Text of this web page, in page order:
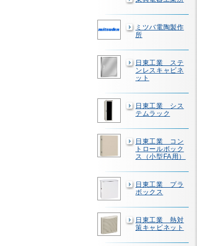
ミツバ電陶製作
所
日東工業 ステ
ンレスキャビネ
ット
日東工業 シス
テムラック
日東工業 コン
トロールボック
ス（小型FA用）
日東工業 プラ
ボックス
日東工業 熱対
策キャビネット